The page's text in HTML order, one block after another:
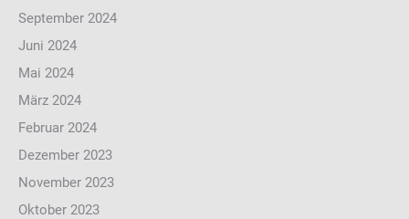
September 2024
Juni 2024
Mai 2024
März 2024
Februar 2024
Dezember 2023
November 2023
Oktober 2023